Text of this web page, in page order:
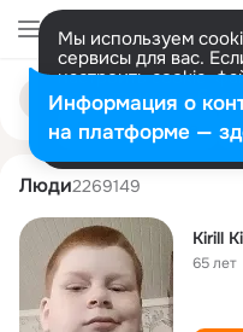
Мы используем
сервисы для вас.
настроить cookie-
представитель.
Разрешить все
Поиск
людям
kirill kirill
Люди2269149
Kirill
65 лет
Информация о
на платформе —